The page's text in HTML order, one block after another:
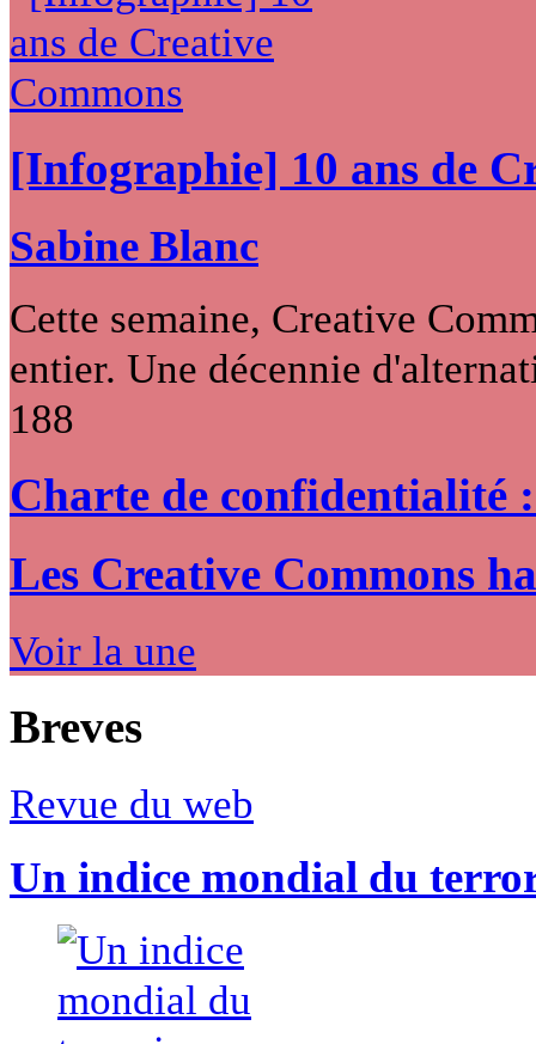
[Infographie] 10 ans de
Sabine Blanc
Cette semaine, Creative
entier. Une décennie
188
Charte de confidentialité
Les Creative Commons
Voir la une
Breves
Revue du web
Un indice mondial du